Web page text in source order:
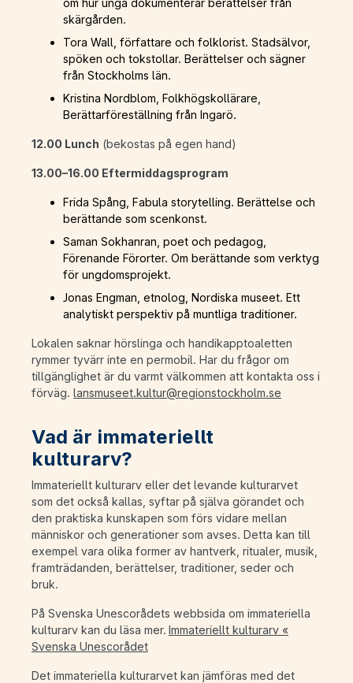
om hur unga dokumenterar berättelser från
skärgården.
Tora Wall, författare och folklorist. Stadsälvor,
spöken och tokstollar. Berättelser och sägner
från Stockholms län.
Kristina Nordblom, Folkhögskollärare,
Berättarföreställning från Ingarö.
12.00 Lunch (bekostas på egen hand)
13.00–16.00 Eftermiddagsprogram
Frida Spång, Fabula storytelling. Berättelse och
berättande som scenkonst.
Saman Sokhanran, poet och pedagog,
Förenande Förorter. Om berättande som verktyg
för ungdomsprojekt.
Jonas Engman, etnolog, Nordiska museet. Ett
analytiskt perspektiv på muntliga traditioner.
Lokalen saknar hörslinga och handikapptoaletten
rymmer tyvärr inte en permobil. Har du frågor om
tillgänglighet är du varmt välkommen att kontakta oss i
förväg. lansmuseet.kultur@regionstockholm.se
Vad är immateriellt
kulturarv?
Immateriellt kulturarv eller det levande kulturarvet
som det också kallas, syftar på själva görandet och
den praktiska kunskapen som förs vidare mellan
människor och generationer som avses. Detta kan till
exempel vara olika former av hantverk, ritualer, musik,
framträdanden, berättelser, traditioner, seder och
bruk.
På Svenska Unescorådets webbsida om immateriella
kulturarv kan du läsa mer. Immateriellt kulturarv «
Svenska Unescorådet
Det immateriella kulturarvet kan jämföras med det